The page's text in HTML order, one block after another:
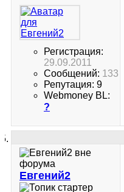
Регистрация:
29.09.2011
Сообщений: 133
Репутация: 9
Webmoney BL:
?
Евгений2